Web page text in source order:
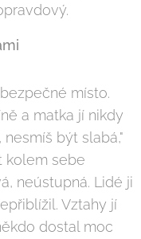
místo.
a matka jí nikdy
být slabá,"
kolem sebe
neústupná. Lidé ji
Vztahy jí
dostal moc